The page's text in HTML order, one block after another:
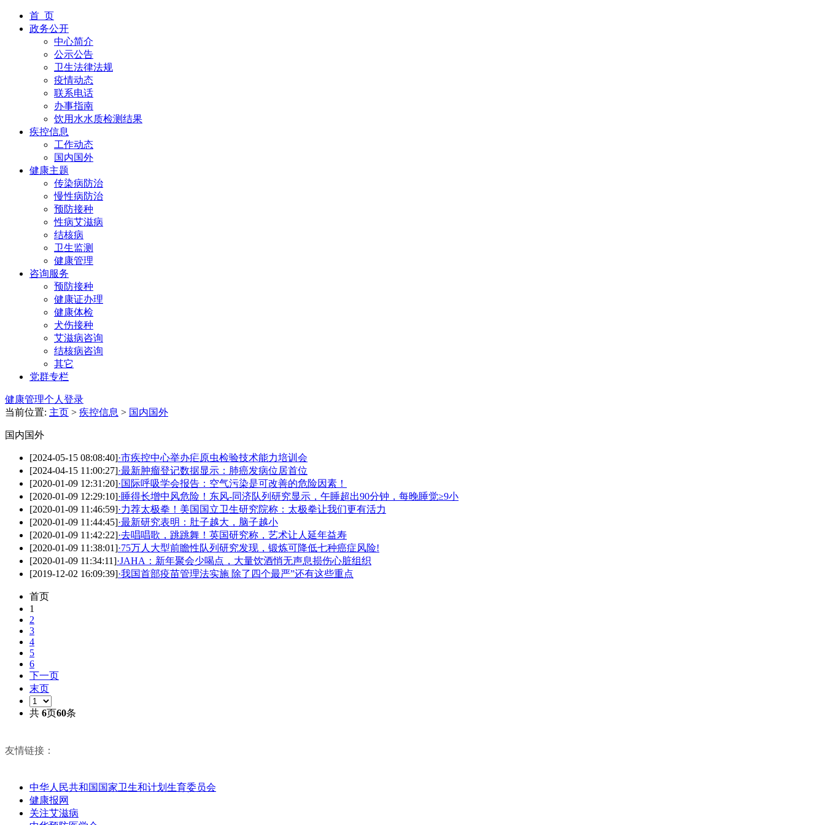
首 页
政务公开
中心简介
公示公告
卫生法律法规
疫情动态
联系电话
办事指南
饮用水水质检测结果
疾控信息
工作动态
国内国外
健康主题
传染病防治
慢性病防治
预防接种
性病艾滋病
结核病
卫生监测
健康管理
咨询服务
预防接种
健康证办理
健康体检
犬伤接种
艾滋病咨询
结核病咨询
其它
党群专栏
健康管理个人登录
当前位置: 主页 > 疾控信息 > 国内国外
国内国外
[2024-05-15 08:08:40]·市疾控中心举办疟原虫检验技术能力培训会
[2024-04-15 11:00:27]·最新肿瘤登记数据显示：肺癌发病位居首位
[2020-01-09 12:31:20]·国际呼吸学会报告：空气污染是可改善的危险因素！
[2020-01-09 12:29:10]·睡得长增中风危险！东风-同济队列研究显示，午睡超出90分钟，每晚睡觉≥9小
[2020-01-09 11:46:59]·力荐太极拳！美国国立卫生研究院称：太极拳让我们更有活力
[2020-01-09 11:44:45]·最新研究表明：肚子越大，脑子越小
[2020-01-09 11:42:22]·去唱唱歌，跳跳舞！英国研究称，艺术让人延年益寿
[2020-01-09 11:38:01]·75万人大型前瞻性队列研究发现，锻炼可降低七种癌症风险!
[2020-01-09 11:34:11]·JAHA：新年聚会少喝点，大量饮酒悄无声息损伤心脏组织
[2019-12-02 16:09:39]·我国首部疫苗管理法实施 除了四个最严”还有这些重点
首页
1
2
3
4
5
6
下一页
末页
共 6页60条
友情链接：
中华人民共和国国家卫生和计划生育委员会
健康报网
关注艾滋病